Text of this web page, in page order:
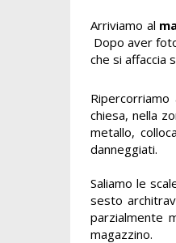
Arriviamo al
Dopo aver
che si affaccia
chiesa, nella
metallo,
danneggiati.
Saliamo le
sesto
parzialmente
magazzino.